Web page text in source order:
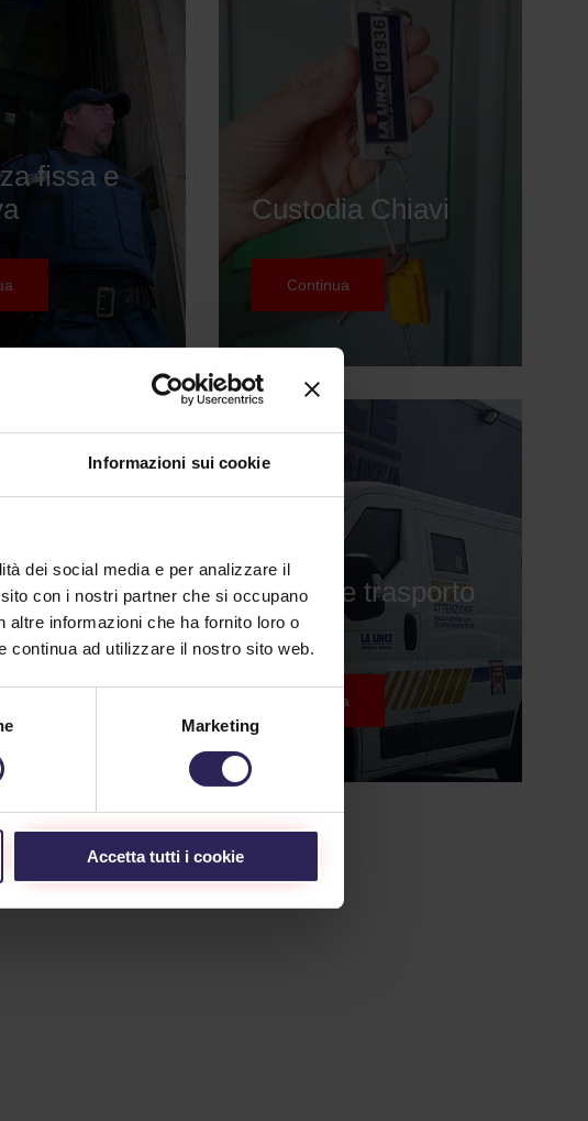
Informazioni sui cookie
dei social media e per analizzare il
con i nostri partner che si occupano
altre informazioni che ha fornito loro o
continua ad utilizzare il nostro sito web.
Marketing
Accetta tutti i cookie
fissa e
Custodia Chiavi
Continua
Scorta e trasporto
valori
Continua